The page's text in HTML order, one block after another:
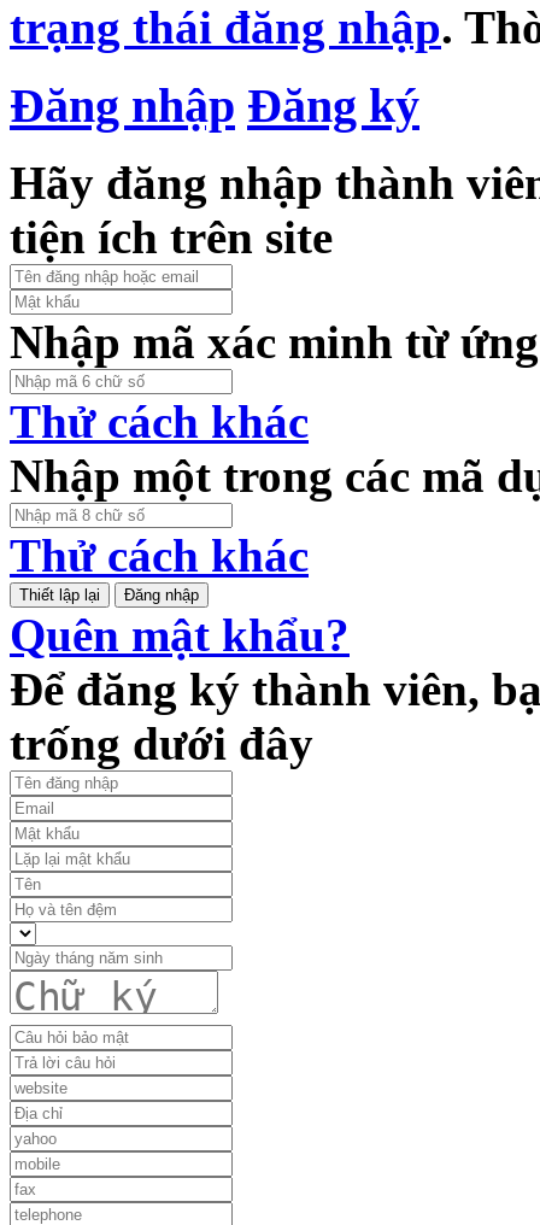
trạng thái đăng nhập.
Đăng nhập Đăng ký
Hãy đăng nhập thành
tiện ích trên site
Nhập mã xác minh từ
Thử cách khác
Nhập một trong các mã
Thử cách khác
Đăng nhập
Quên mật khẩu?
Để đăng ký thành viên,
trống dưới đây